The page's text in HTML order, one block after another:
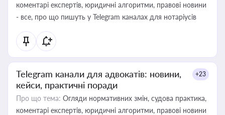
коментарі експертів, юридичні алгоритми, правові новини
- все, про що пишуть у Telegram каналах для нотаріусів
Telegram канали для адвокатів: новини,
кейси, практичні поради
+23
Про що тема: Огляди нормативних змін, судова практика,
коментарі експертів, юридичні алгоритми, правові новини